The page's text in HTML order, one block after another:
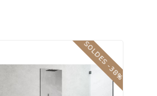
SOLDES -38%